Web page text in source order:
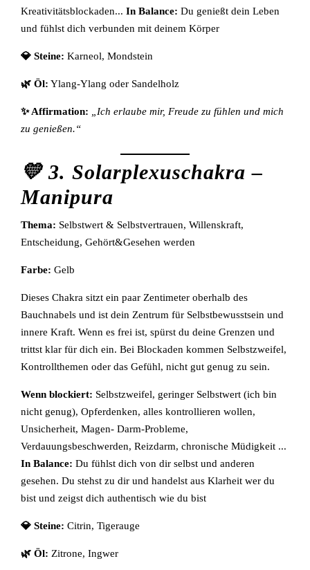
Kreativitätsblockaden... In Balance: Du genießt dein Leben
und fühlst dich verbunden mit deinem Körper
💎 Steine: Karneol, Mondstein
🌿 Öl: Ylang-Ylang oder Sandelholz
✨ Affirmation: „Ich erlaube mir, Freude zu fühlen und mich
zu genießen.“
💛 3. Solarplexuschakra –
Manipura
Thema: Selbstwert & Selbstvertrauen, Willenskraft,
Entscheidung, Gehört&Gesehen werden
Farbe: Gelb
Dieses Chakra sitzt ein paar Zentimeter oberhalb des
Bauchnabels und ist dein Zentrum für Selbstbewusstsein und
innere Kraft. Wenn es frei ist, spürst du deine Grenzen und
trittst klar für dich ein. Bei Blockaden kommen Selbstzweifel,
Kontrollthemen oder das Gefühl, nicht gut genug zu sein.
Wenn blockiert: Selbstzweifel, geringer Selbstwert (ich bin
nicht genug), Opferdenken, alles kontrollieren wollen,
Unsicherheit, Magen- Darm-Probleme,
Verdauungsbeschwerden, Reizdarm, chronische Müdigkeit ...
In Balance: Du fühlst dich von dir selbst und anderen
gesehen. Du stehst zu dir und handelst aus Klarheit wer du
bist und zeigst dich authentisch wie du bist
💎 Steine: Citrin, Tigerauge
🌿 Öl: Zitrone, Ingwer